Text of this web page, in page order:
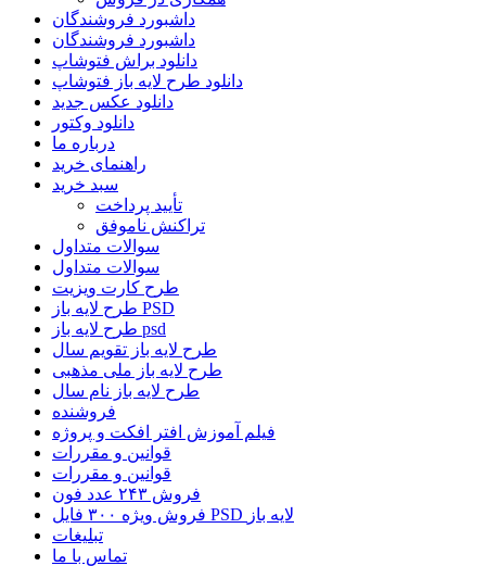
داشبورد فروشندگان
داشبورد فروشندگان
دانلود براش فتوشاپ
دانلود طرح لایه باز فتوشاپ
دانلود عکس جدید
دانلود وکتور
درباره ما
راهنمای خرید
سبد خرید
تأیید پرداخت
تراکنش ناموفق
سوالات متداول
سوالات متداول
طرح کارت ویزیت
طرح لایه باز PSD
طرح لایه باز psd
طرح لایه باز تقویم سال
طرح لایه باز ملی مذهبی
طرح لایه باز نام سال
فروشنده
فیلم آموزش افتر افکت و پروژه
قوانین و مقررات
قوانین و مقررات
فروش ۲۴۳ عدد فون
فروش ویژه ۳۰۰ فایل PSD لایه باز
تبلیغات
تماس با ما